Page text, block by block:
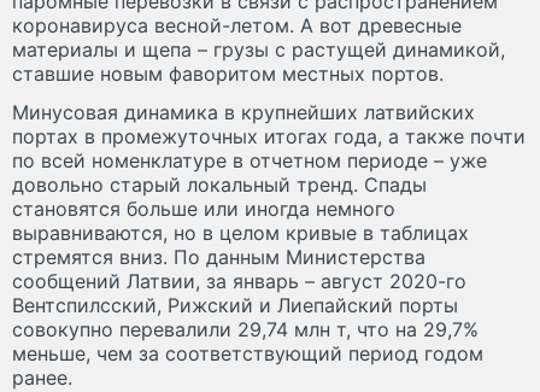
коронавируса весной-летом. А вот древесные
материалы и щепа – грузы с растущей динамикой,
ставшие новым фаворитом местных портов.
Минусовая динамика в крупнейших латвийских
портах в промежуточных итогах года, а также почти
по всей номенклатуре в отчетном периоде – уже
довольно старый локальный тренд. Спады
становятся больше или иногда немного
выравниваются, но в целом кривые в таблицах
стремятся вниз. По данным Министерства
сообщений Латвии, за январь – август 2020-го
Вентспилсский, Рижский и Лиепайский порты
совокупно перевалили 29,74 млн т, что на 29,7%
меньше, чем за соответствующий период годом
ранее.